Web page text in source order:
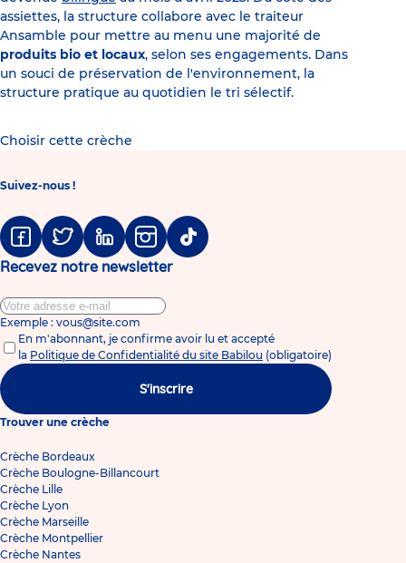
assiettes, la structure collabore avec le traiteur
Ansamble pour mettre au menu une majorité de
produits bio et locaux, selon ses engagements. Dans
un souci de préservation de l'environnement, la
structure pratique au quotidien le tri sélectif.
Choisir cette crèche
Suivez-nous !
FacebookTwitter LinkedinInstagramTiktok
Recevez notre newsletter
Exemple : vous@site.com
En m'abonnant, je confirme avoir lu et accepté
la Politique de Confidentialité du site Babilou (obligatoire)
S'inscrire
Trouver une crèche
Crèche Bordeaux
Crèche Boulogne-Billancourt
Crèche Lille
Crèche Lyon
Crèche Marseille
Crèche Montpellier
Crèche Nantes